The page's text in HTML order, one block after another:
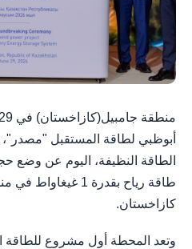
أبوظبي لطاقة المستقبل "مصدر"،
الطاقة النظيفة، اليوم عن وضع
طاقة رياح بقدرة 1
كازاخستان.
وتعد المحطة أول مشروع للطاقة